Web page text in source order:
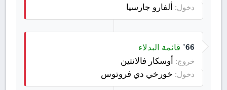
دخول: ألفارو جارسيا
66' قائمة البدلاء
خروج: أوسكار فالانتين
دخول: خورخي دي فروتوس